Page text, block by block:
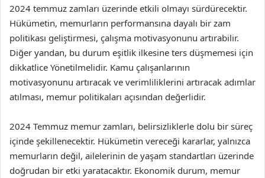
2024 temmuz zamları üzerinde etkili olmayı sürdürecektir.
Hükümetin, memurların performansına dayalı bir zam
politikası geliştirmesi, çalışma motivasyonunu artırabilir.
Diğer yandan, bu durum eşitlik ilkesine ters düşmemesi için
dikkatlice Yönetilmelidir. Kamu çalışanlarının
motivasyonunu artıracak ve verimliliklerini artıracak adımlar
atılması, memur politikaları açısından değerlidir.
2024 Temmuz memur zamları, belirsizliklerle dolu bir süreç
içinde şekillenecektir. Hükümetin vereceği kararlar, yalnızca
memurların değil, ailelerinin de yaşam standartları üzerinde
doğrudan bir etki yaratacaktır. Ekonomik durum, memur